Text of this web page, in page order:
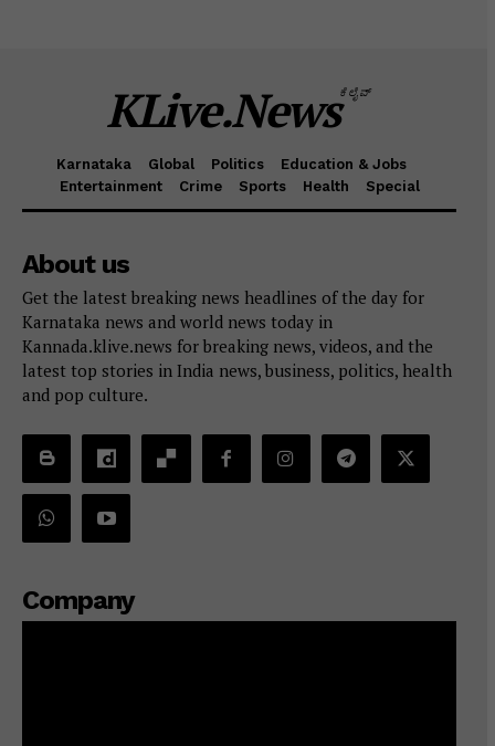
KLive.Newsಕೆಲೈವ್
Karnataka Global Politics
Education & Jobs
Entertainment
Crime Sports Health Special
About us
Get the latest breaking news headlines of the day for
Karnataka news and world news today in
Kannada.klive.news for breaking news, videos, and the
latest top stories in India news, business, politics, health
and pop culture.
Company